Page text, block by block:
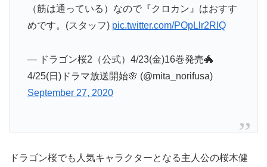
（筋は通っている）なので『クロカン』はおすす
めです。(スタッフ) pic.twitter.com/POpLlr2RlQ
— ドラゴン桜2（公式）4/23(金)16巻発売🐲
4/25(日)ドラマ放送開始🌸 (@mita_norifusa)
September 27, 2020
ドラゴン桜でも人気キャラクターとなる主人公の桜木健